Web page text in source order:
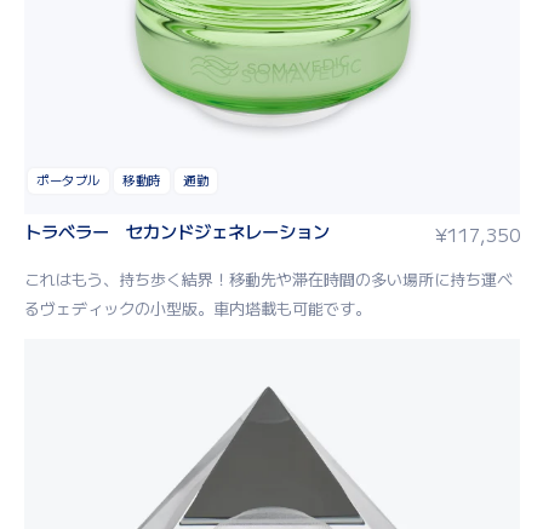
ポータブル 移動時 通勤
トラベラー セカンドジェネレーション ¥117,350
これはもう、持ち歩く結界！移動先や滞在時間の多い場所に持ち運べ
るヴェディックの小型版。車内塔載も可能です。